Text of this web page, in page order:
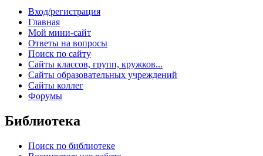
Вход/регистрация
Главная
Мой мини-сайт
Ответы на вопросы
Поиск по сайту
Сайты классов, групп, кружков...
Сайты образовательных учреждений
Сайты коллег
Форумы
Библиотека
Поиск по библиотеке